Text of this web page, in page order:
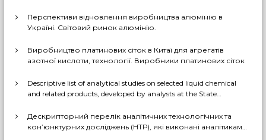
добрива тощо). Перспективи комерційного
впровадження цих технологій в Україні
декількома можливими сценаріями
Перспективи відновлення виробництва алюмінію в
Україні. Світовий ринок алюмінію.
Виробництво платинових сіток в Китаї для агрегатів
азотної кислоти, технології. Виробники платинових сіток
Descriptive list of analytical studies on selected liquid chemical
and related products, developed by analysts at the State
Economic Information in the Chemical Industry» in 2023-2025
(EN version)
Дескрипторний перелік аналітичних технологічних та
кон’юнктурних досліджень (НТР), які виконані аналітиками